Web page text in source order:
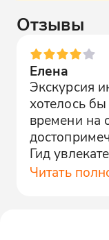
Отзывы
Елена
Экскурсия
хотелось
времени на
Гид
Читать